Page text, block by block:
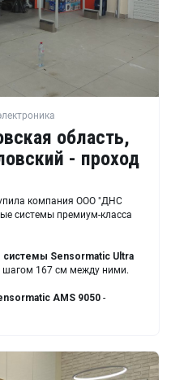
область,
- проход
компания ООО "ДНС
системы премиум-класса
Sensormatic Ultra
шагом 167 см между ними.
AMS 9050 -